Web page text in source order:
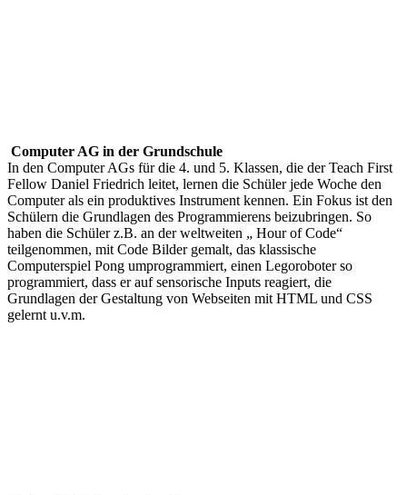
Computer AG in der Grundschule
In den Computer AGs für die 4. und 5. Klassen, die der Teach First
Fellow Daniel Friedrich leitet, lernen die Schüler jede Woche den
Computer als ein produktives Instrument kennen. Ein Fokus ist den
Schülern die Grundlagen des Programmierens beizubringen. So
haben die Schüler z.B. an der weltweiten „ Hour of Code“
teilgenommen, mit Code Bilder gemalt, das klassische
Computerspiel Pong umprogrammiert, einen Legoroboter so
programmiert, dass er auf sensorische Inputs reagiert, die
Grundlagen der Gestaltung von Webseiten mit HTML und CSS
gelernt u.v.m.